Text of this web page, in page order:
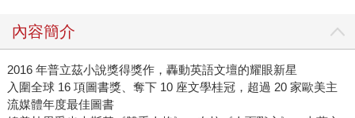
該如何才能讓他最親密的兩位朋友重聚──即便他們的立場使
他們處於絕對對立的狀態。 《告白者》延續阮越清其一鳴驚
人處女作《同情者》的刺激、緊湊的情節外，同樣運用第一
人稱的獨白與倒敘法，描述主角離開美國的後續故事。透過
主角的自我對話呈現自我存在與各種主義的反思，深刻地叩
內容簡介
2016 年普立茲小說獎得獎作，轟動英語文壇的耀眼新星
入圍全球 16 項圖書獎、奪下 10 座文學桂冠，超過 20 家歐美主
流媒體年度最佳圖書